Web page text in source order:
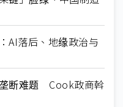
AI落后、地缘政治与
断难题 Cook政商斡